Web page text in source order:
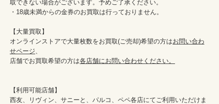
取できない場合がございます。予めご了承ください。
・18歳未満からの金券のお買取は行っておりません。
【大量買取】
オンラインストアで大量枚数をお買取(ご売却)希望の方はお問い合わ
せページ
店舗でお買取希望の方は各店舗にお問い合わせください。
【利用可能店舗】
西友、リヴィン、サニーと、パルコ、ペペ各店にてご利用いただけま